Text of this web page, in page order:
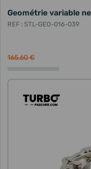
Geométrie variable
REF : STL-GEO-016-039
165,60 €